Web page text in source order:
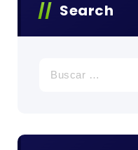
Search